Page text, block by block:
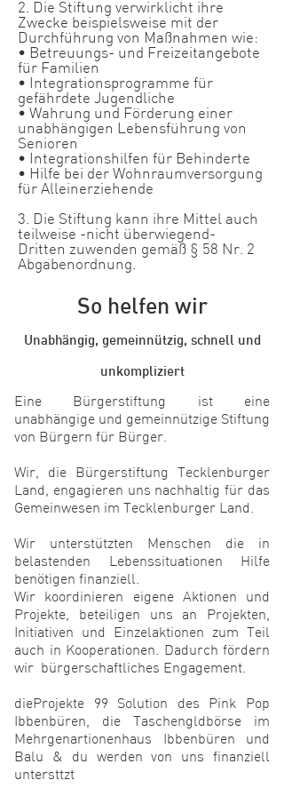
2. Die Stiftung verwirklicht ihre
Zwecke beispielsweise mit der
Durchführung von Maßnahmen wie:​
• Betreuungs- und Freizeitangebote
für Familien
• Integrationsprogramme für
gefährdete Jugendliche
• Wahrung und Förderung einer
unabhängigen Lebensführung von
Senioren
• Integrationshilfen für Behinderte
• Hilfe bei der Wohnraumversorgung
für Alleinerziehende
3. Die Stiftung kann ihre Mittel auch
teilweise -nicht überwiegend-
Dritten zuwenden gemäß § 58 Nr. 2
Abgabenordnung.​​​​
So helfen wir
Unabhängig, gemeinnützig, schnell und
unkompliziert
Eine Bürgerstiftung ist eine
unabhängige und gemeinnützige Stiftung
von Bürgern für Bürger.
Wir, die Bürgerstiftung Tecklenburger
Land, engagieren uns nachhaltig für das
Gemeinwesen im Tecklenburger Land.
Wir unterstützten Menschen die in
belastenden Lebenssituationen Hilfe
benötigen finanziell.
Wir koordinieren eigene Aktionen und
Projekte, beteiligen uns an Projekten,
Initiativen und Einzelaktionen zum Teil
auch in Kooperationen. Dadurch fördern
wir
bürgerschaftliches Engagement.
dieProjekte 99 Solution des Pink Pop
Ibbenbüren, die Taschengldbörse im
Mehrgenartionenhaus Ibbenbüren und
Balu & du werden von uns finanziell
untersttzt